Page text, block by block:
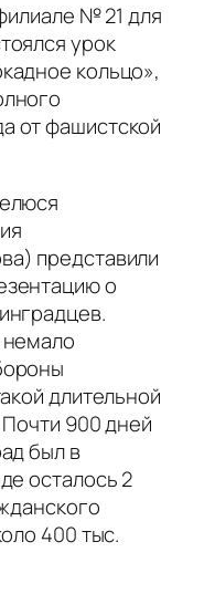
№ 21 для
урок
кольцо»,
от фашистской
представили
о
немало
длительной
900 дней
был в
осталось 2
400 тыс.